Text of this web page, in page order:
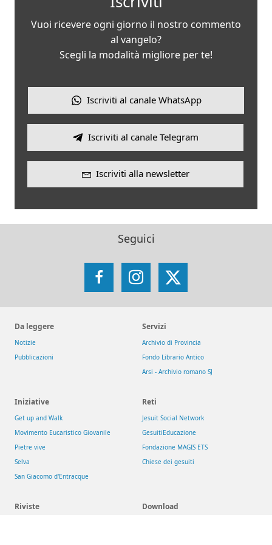
Vuoi ricevere ogni giorno il nostro commento
al vangelo?
Scegli la modalità migliore per te!
Iscriviti al canale WhatsApp
Iscriviti al canale Telegram
Iscriviti alla newsletter
Seguici
FacebookInstagram
X
Da leggere
Notizie
Pubblicazioni
Servizi
Archivio di Provincia
Fondo Librario Antico
Arsi - Archivio romano SJ
Iniziative
Get up and Walk
Movimento Eucaristico Giovanile
Pietre vive
Selva
San Giacomo d'Entracque
Reti
Jesuit Social Network
GesuitiEducazione
Fondazione MAGIS ETS
Chiese dei gesuiti
Riviste Download